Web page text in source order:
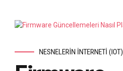
NESNELERIN İNTERNETI (IOT)